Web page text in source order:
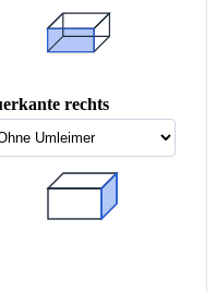
rechts